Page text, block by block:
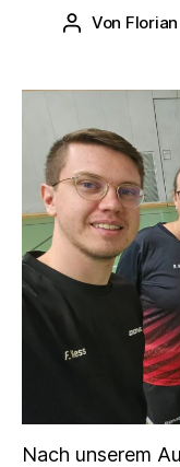
Beitragsautor
Von
Nach unserem